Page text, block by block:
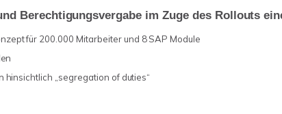
Berechtigungsvergabe im Zuge des Rollouts
für 200.000 Mitarbeiter und 8 SAP Module
„segregation of duties“